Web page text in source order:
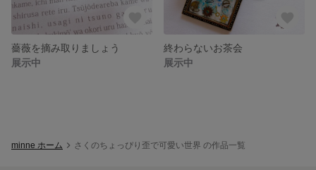
薔薇を摘み取りましょう
展示中
終わらないお茶会
展示中
minne ホーム さくのちょっぴり歪で可愛い世界 の作品一覧